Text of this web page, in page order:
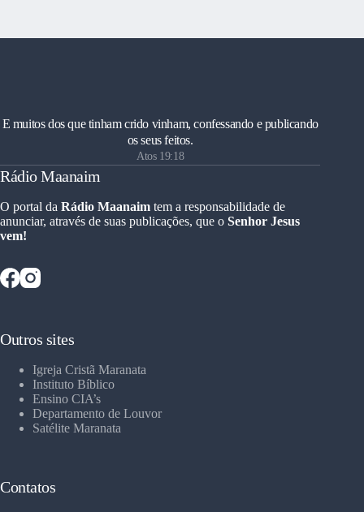
E muitos dos que tinham crido vinham, confessando e publicando
os seus feitos.
Atos 19:18
Rádio Maanaim
O portal da Rádio Maanaim tem a responsabilidade de
anunciar, através de suas publicações, que o Senhor Jesus
vem!
Outros sites
Igreja Cristã Maranata
Instituto Bíblico
Ensino CIA’s
Departamento de Louvor
Satélite Maranata
Contatos